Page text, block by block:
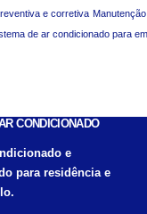
e corretiva
de ar condicionado para
CONDICIONADO
e
para residência e